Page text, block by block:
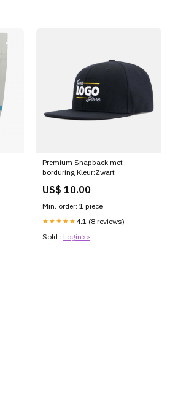
Premium Snapback met
borduring Kleur:Zwart
US$ 10.00
Min. order: 1 piece
★★★★★ 4.1 (8 reviews)
Sold : Login>>